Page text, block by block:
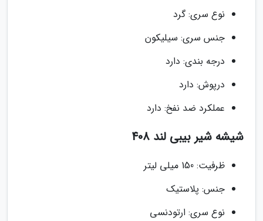
نوع سری: گرد
جنس سری: سیلیکون
درجه بندی: دارد
درپوش: دارد
عملکرد ضد نفخ: دارد
شیشه شیر بیبی لند 408
ظرفیت: 150 میلی لیتر
جنس: پلاستیک
نوع سری: ارتودنسی